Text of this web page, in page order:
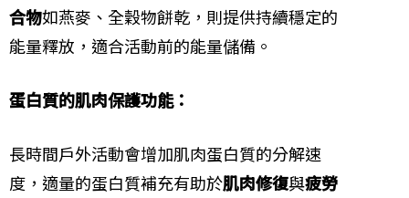
合物如燕麥、全穀物餅乾，則提供持續穩定的
能量釋放，適合活動前的能量儲備。
蛋白質的肌肉保護功能：
長時間戶外活動會增加肌肉蛋白質的分解速
度，適量的蛋白質補充有助於肌肉修復與疲勞